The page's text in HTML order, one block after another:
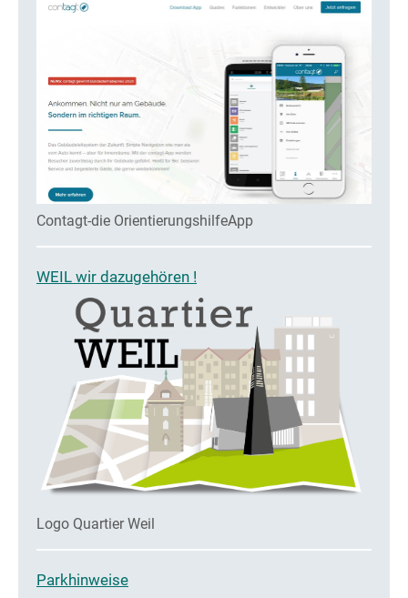
Contagt-die OrientierungshilfeApp
WEIL wir dazugehören !
Logo Quartier Weil
Parkhinweise